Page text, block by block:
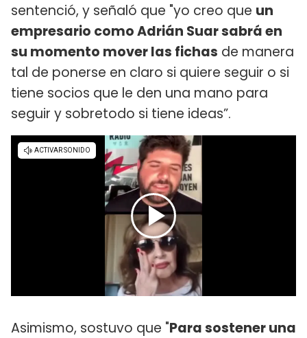
sentenció, y señaló que "yo creo que un
empresario como Adrián Suar sabrá en
su momento mover las fichas de manera
tal de ponerse en claro si quiere seguir o si
tiene socios que le den una mano para
seguir y sobretodo si tiene ideas”.
Asimismo, sostuvo que "Para sostener una